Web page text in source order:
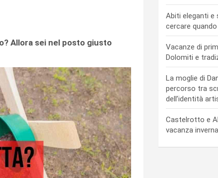
Allora sei nel posto giusto
Abiti eleganti e
cercare
Vacanze di
Dolomiti e
La moglie di
percorso tra
dell’identità
Castelrotto e
vacanza